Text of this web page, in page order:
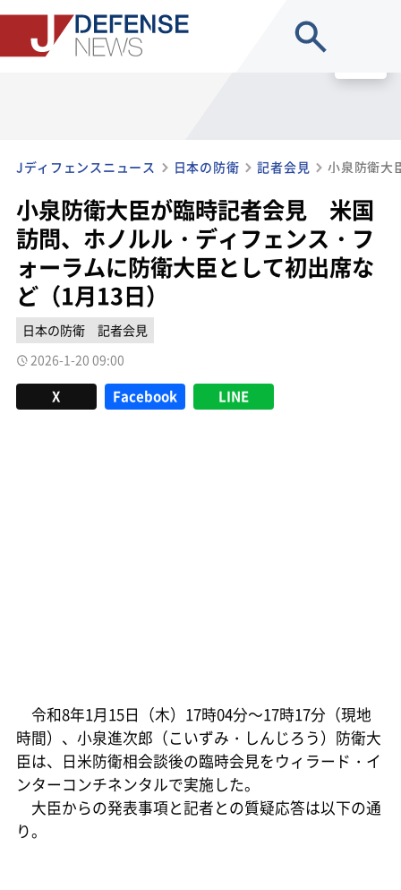
Jディフェンスニュース 日本の防衛 記者会見
小泉防衛大臣が臨時記者会見 米国
訪問、ホノルル・ディフェンス・フ
ォーラムに防衛大臣として初出席な
ど（1月13日）
日本の防衛
記者会見
2026-1-20 09:00
X Facebook LINE
令和8年1月15日（木）17時04分～17時17分（現地
時間）、小泉進次郎（こいずみ・しんじろう）防衛大
臣は、日米防衛相会談後の臨時会見をウィラード・イ
ンターコンチネンタルで実施した。
大臣からの発表事項と記者との質疑応答は以下の通
り。